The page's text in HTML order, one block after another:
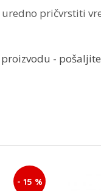
pričvrstiti
-
- 15 %